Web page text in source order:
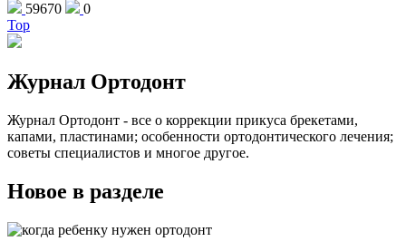
59670
0
Top
Журнал Ортодонт
Журнал Ортодонт - все о коррекции прикуса брекетами,
капами, пластинами; особенности ортодонтического лечения;
советы специалистов и многое другое.
Новое в разделе